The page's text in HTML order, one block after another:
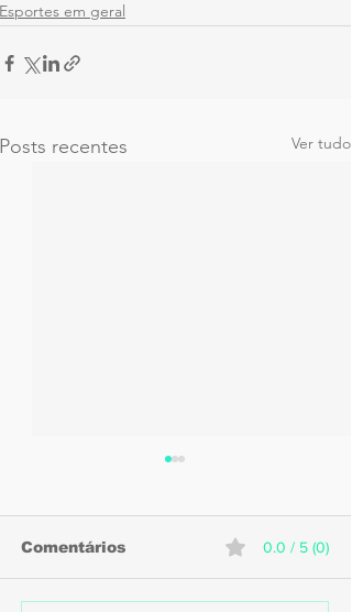
Esportes em geral
Posts recentes Ver tudo
Comentários 0.0 / 5 (0)